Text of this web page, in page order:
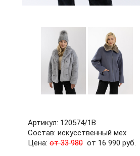
б/р
Артикул: 120574/1В
Состав: искусственный мех
Цена: от 33 980 от 16 990 руб.